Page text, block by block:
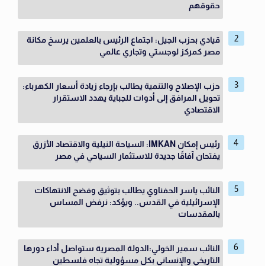
حقوقهم
قيادي بحزب الجيل: اجتماع الرئيس بالعلمين يرسخ مكانة
مصر كمركز لوجستي وتجاري عالمي
حزب الإصلاح والتنمية يطالب بإرجاء زيادة أسعار الكهرباء:
تحويل المرافق إلى أدوات للجباية يهدد الاستقرار
الاقتصادي
رئيس إمكان IMKAN: السياحة النيلية والاقتصاد الأزرق
يفتحان آفاقًا جديدة للاستثمار السياحي في مصر
النائب ياسر الحفناوي يطالب بتوثيق وفضح الانتهاكات
الإسرائيلية في القدس.. ويؤكد: نرفض المساس
بالمقدسات
النائب سمير الخولي:الدولة المصرية ستواصل أداء دورها
التاريخي والإنساني بكل مسؤولية تجاه فلسطين